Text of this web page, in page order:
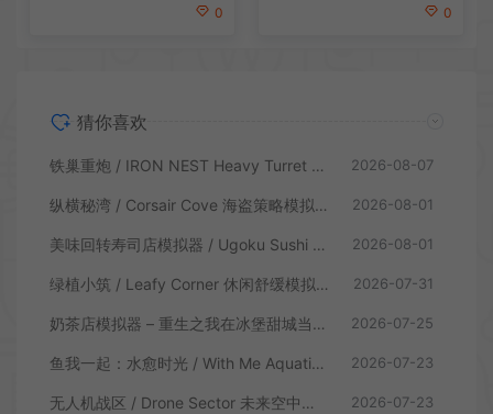
0 0
猜你喜欢
铁巢重炮 / IRON NEST Heavy Turret 柴油朋克重型火炮游戏 2026-08-07
纵横秘湾 / Corsair Cove 海盗策略模拟游戏 2026-08-01
美味回转寿司店模拟器 / Ugoku Sushi Bar 休闲治愈模拟游戏 2026-08-01
绿植小筑 / Leafy Corner 休闲舒缓模拟游戏 2026-07-31
奶茶店模拟器 – 重生之我在冰堡甜城当店长 / Boba Cafe Simulator 模拟经营游戏 2026-07-25
鱼我一起：水愈时光 / With Me Aquatic Time 休闲养鱼游戏 2026-07-23
无人机战区 / Drone Sector 未来空中炮艇游戏 2026-07-23